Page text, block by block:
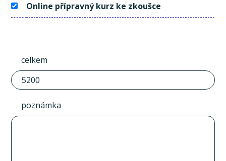
Online přípravný kurz ke zkoušce
celkem
poznámka